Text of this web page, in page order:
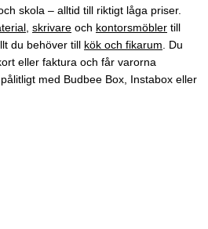
skola – alltid till riktigt låga priser.
skrivare och kontorsmöbler till
du behöver till kök och fikarum . Du
eller faktura och får varorna
med Budbee Box, Instabox eller